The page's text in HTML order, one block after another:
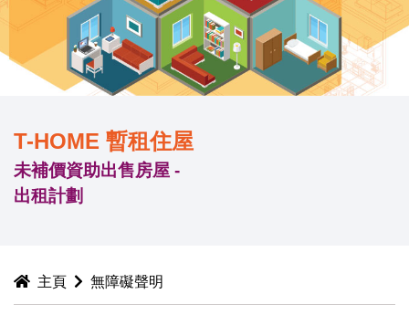
T-HOME 暫租住屋
未補價資助出售房屋 -
出租計劃
主頁 無障礙聲明